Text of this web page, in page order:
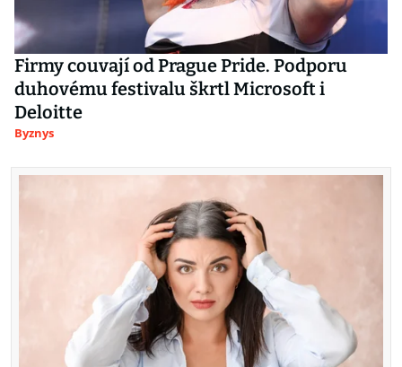
Firmy couvají od Prague Pride. Podporu
duhovému festivalu škrtl Microsoft i
Deloitte
Byznys